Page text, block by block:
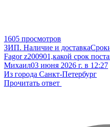
1605 просмотров
ЗИП. Наличие и доставка
Fagor z200901,какой срок
Михаил03 июня 2026 г. в 12:27
Из города Санкт-Петербург
Прочитать ответ